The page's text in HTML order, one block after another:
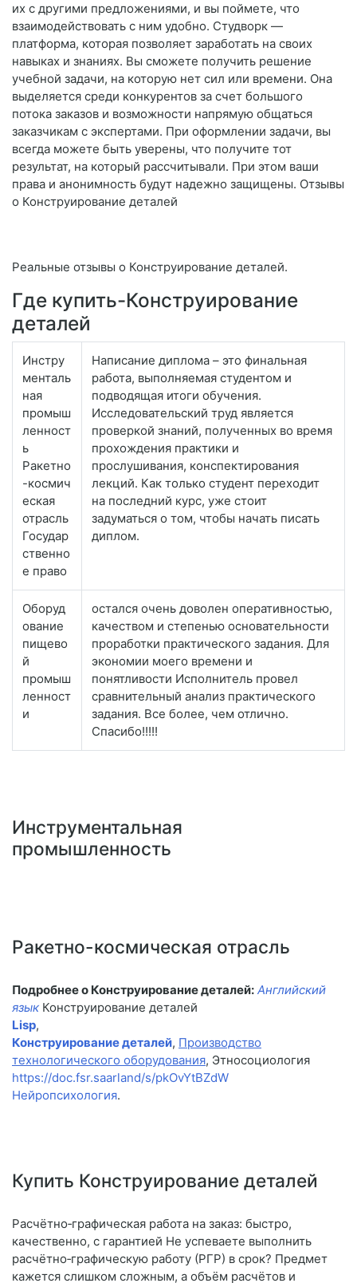
их с другими предложениями, и вы поймете, что
взаимодействовать с ним удобно. Студворк —
платформа, которая позволяет заработать на своих
навыках и знаниях. Вы сможете получить решение
учебной задачи, на которую нет сил или времени. Она
выделяется среди конкурентов за счет большого
потока заказов и возможности напрямую общаться
заказчикам с экспертами. При оформлении задачи, вы
всегда можете быть уверены, что получите тот
результат, на который рассчитывали. При этом ваши
права и анонимность будут надежно защищены. Отзывы
о Конструирование деталей
Реальные отзывы о Конструирование деталей.
Где купить-Конструирование
деталей
Инстру
менталь
ная
промыш
ленност
ь
Ракетно
-космич
еская
отрасль
Государ
ственно
е право
Написание диплома – это финальная
работа, выполняемая студентом и
подводящая итоги обучения.
Исследовательский труд является
проверкой знаний, полученных во время
прохождения практики и
прослушивания, конспектирования
лекций. Как только студент переходит
на последний курс, уже стоит
задуматься о том, чтобы начать писать
диплом.
Оборуд
ование
пищево
й
промыш
ленност
и
остался очень доволен оперативностью,
качеством и степенью основательности
проработки практического задания. Для
экономии моего времени и
понятливости Исполнитель провел
сравнительный анализ практического
задания. Все более, чем отлично.
Спасибо!!!!!
Инструментальная
промышленность
Ракетно-космическая отрасль
Подробнее о Конструирование деталей: Английский
язык Конструирование деталей
Lisp,
Конструирование деталей, Производство
технологического оборудования, Этносоциология
https://doc.fsr.saarland/s/pkOvYtBZdW
Нейропсихология.
Купить Конструирование деталей
Расчётно‑графическая работа на заказ: быстро,
качественно, с гарантией Не успеваете выполнить
расчётно‑графическую работу (РГР) в срок? Предмет
кажется слишком сложным, а объём расчётов и